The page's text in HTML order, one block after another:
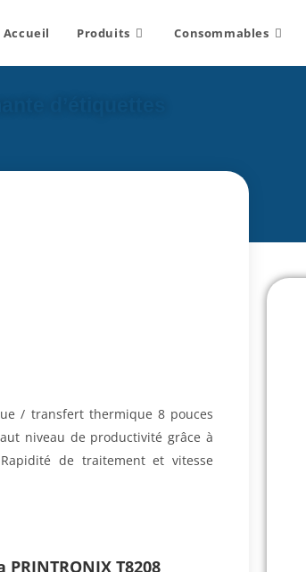
Accueil Produits Consommables
/ transfert thermique 8 pouces
niveau de productivité grâce à
de traitement et vitesse
PRINTRONIX T8208